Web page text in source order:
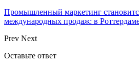
Промышленный маркетинг
международных продаж: в
Prev Next
Оставьте ответ